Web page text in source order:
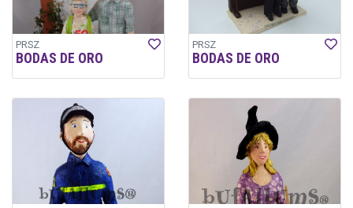
PRSZ
BODAS DE ORO
PRSZ
BODAS DE ORO